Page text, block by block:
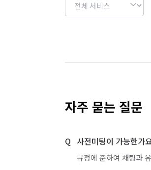
자주 묻는 질문
사전미팅이 가능한가
규정에 준하여 채팅과